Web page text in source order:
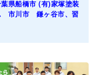
県船橋市 (有)家塚塗装
市川市 鎌ヶ谷市、習